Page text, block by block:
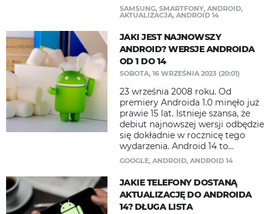
SAMSUNG, SMARTFONY, ANDROID,
AKTUALIZACJA, ANDROID 14
JAKI JEST NAJNOWSZY
ANDROID? WERSJE ANDROIDA
OD 1 DO 14
SOBOTA, 16 WRZEŚNIA 2023 (20:01)
23 września 2008 roku. Od
premiery Androida 1.0 minęło już
prawie 15 lat. Istnieje szansa, że
debiut najnowszej wersji odbędzie
się dokładnie w rocznicę tego
wydarzenia. Android 14 to...
GOOGLE, ANDROID, ANDROID 14
JAKIE TELEFONY DOSTANĄ
AKTUALIZACJĘ DO ANDROIDA
14? DŁUGA LISTA